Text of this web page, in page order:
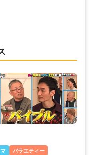
マ バラエティー